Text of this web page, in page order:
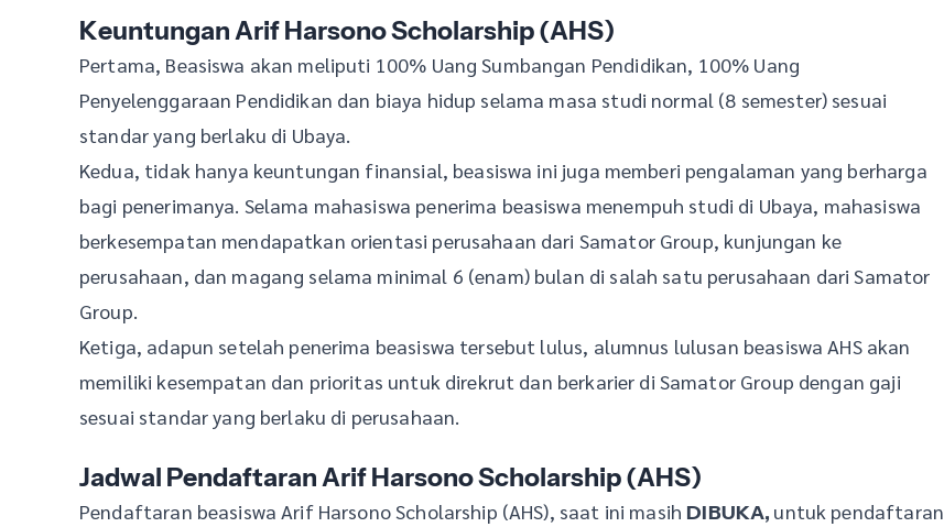
Keuntungan Arif Harsono Scholarship (AHS)
Pertama, Beasiswa akan meliputi 100% Uang Sumbangan Pendidikan, 100% Uang
Penyelenggaraan Pendidikan dan biaya hidup selama masa studi normal (8 semester) sesuai
standar yang berlaku di Ubaya.
Kedua, tidak hanya keuntungan finansial, beasiswa ini juga memberi pengalaman yang berharga
bagi penerimanya. Selama mahasiswa penerima beasiswa menempuh studi di Ubaya, mahasiswa
berkesempatan mendapatkan orientasi perusahaan dari Samator Group, kunjungan ke
perusahaan, dan magang selama minimal 6 (enam) bulan di salah satu perusahaan dari Samator
Group.
Ketiga, adapun setelah penerima beasiswa tersebut lulus, alumnus lulusan beasiswa AHS akan
memiliki kesempatan dan prioritas untuk direkrut dan berkarier di Samator Group dengan gaji
sesuai standar yang berlaku di perusahaan.
Jadwal PendaftaranArif Harsono Scholarship (AHS)
Pendaftaran beasiswa Arif Harsono Scholarship (AHS), saat ini masih DIBUKA, untuk pendaftaran